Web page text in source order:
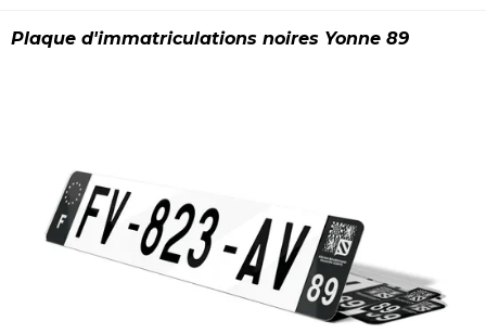
Plaque d'immatriculations noires Yonne 89